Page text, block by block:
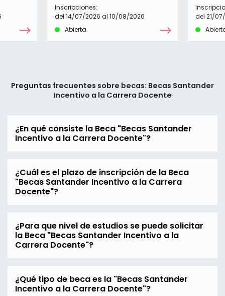
Inscripciones:
del 14/07/2026 al 10/08/2026
Abierta
del 21/
Preguntas frecuentes sobre becas: Becas Santander
Incentivo a la Carrera Docente
¿En qué consiste la Beca "Becas Santander
Incentivo a la Carrera Docente"?
¿Cuál es el plazo de inscripción de la Beca
"Becas Santander Incentivo a la Carrera
Docente"?
¿Para que nivel de estudios se puede solicitar
la Beca "Becas Santander Incentivo a la
Carrera Docente"?
¿Qué tipo de beca es la "Becas Santander
Incentivo a la Carrera Docente"?